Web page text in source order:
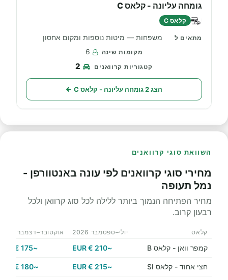
גומחה עליונה - קלאס C
קלאס C
משפחות — מיטות נוספות ומקום אחסון
6
2
הצג 2 גומחה עליונה - קלאס C
השוואת סוגי קרוואנים
מחירי סוגי קרוואנים לפי עונה באנטוורפן -
נמל תעופה
מחיר הפתיחה הנמוך ביותר ללילה לכל סוג קרוואן ולכל
רבעון קרוב.
קלאס יולי–ספטמבר 2026 אוקטובר–דצמבר 2026
קמפר וואן - קלאס B ~210 € EUR
~175 € EUR
חצי אחוד - קלאס SI ~215 € EUR
~180 € EUR